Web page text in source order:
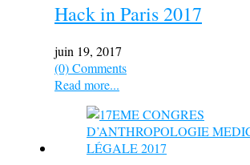
Hack in Paris 2017
juin 19, 2017
(0) Comments
Read more...